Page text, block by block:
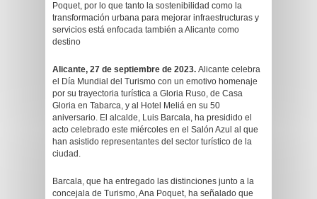
Poquet, por lo que tanto la sostenibilidad como la
transformación urbana para mejorar infraestructuras y
servicios está enfocada también a Alicante como
destino
Alicante, 27 de septiembre de 2023. Alicante celebra
el Día Mundial del Turismo con un emotivo homenaje
por su trayectoria turística a Gloria Ruso, de Casa
Gloria en Tabarca, y al Hotel Meliá en su 50
aniversario. El alcalde, Luis Barcala, ha presidido el
acto celebrado este miércoles en el Salón Azul al que
han asistido representantes del sector turístico de la
ciudad.
Barcala, que ha entregado las distinciones junto a la
concejala de Turismo, Ana Poquet, ha señalado que